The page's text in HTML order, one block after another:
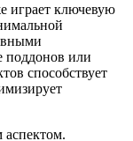
играет ключевую
поддонов или
способствует
аспектом.